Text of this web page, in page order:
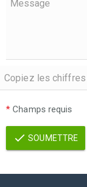
* Champs requis
SOUMETTRE